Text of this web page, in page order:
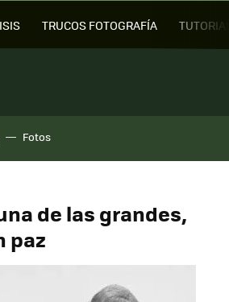
TRUCOS FOTOGRAFÍA
Fotos
de las grandes,
paz